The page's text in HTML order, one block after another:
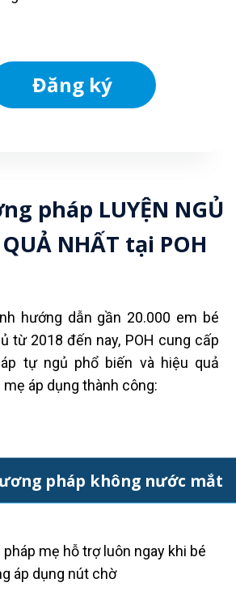
Đăng ký
pháp LUYỆN NGỦ
NHẤT tại POH
hướng dẫn gần 20.000 em bé
từ 2018 đến nay, POH cung cấp
tự ngủ phổ biến và hiệu quả
áp dụng thành công:
pháp mẹ hỗ trợ luôn ngay khi bé
áp dụng nút chờ
pháp không nước mắt